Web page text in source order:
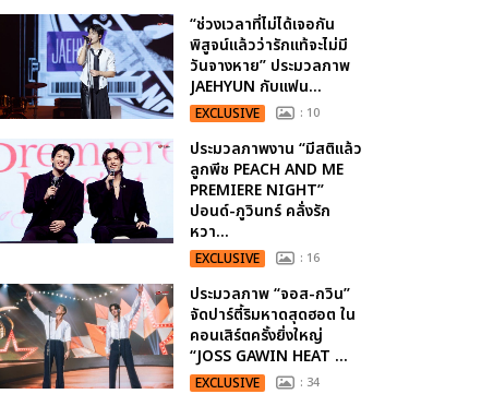
“ช่วงเวลาที่ไม่ได้เจอกัน
พิสูจน์แล้วว่ารักแท้จะไม่มี
วันจางหาย” ประมวลภาพ
JAEHYUN กับแฟน...
EXCLUSIVE : 10
ประมวลภาพงาน “มีสติแล้ว
ลูกพีช PEACH AND ME
PREMIERE NIGHT”
ปอนด์-ภูวินทร์ คลั่งรัก
หวา...
EXCLUSIVE : 16
ประมวลภาพ “จอส-กวิน”
จัดปาร์ตี้ริมหาดสุดฮอต ใน
คอนเสิร์ตครั้งยิ่งใหญ่
“JOSS GAWIN HEAT ...
EXCLUSIVE : 34